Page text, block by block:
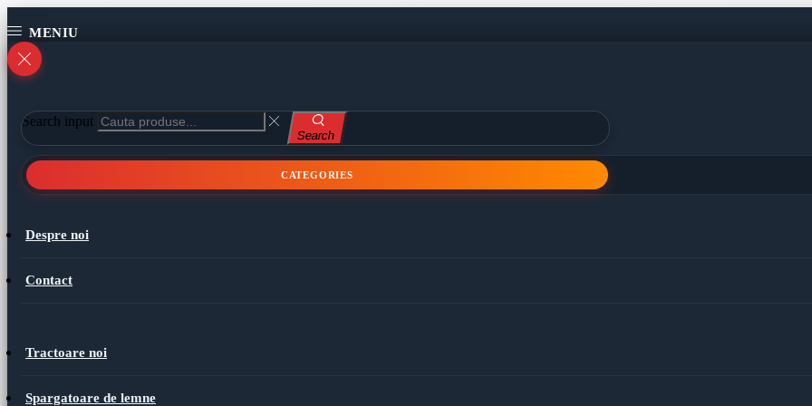
Search input
Search
CATEGORIES
Despre noi
Contact
Tractoare noi
Spargatoare de lemne